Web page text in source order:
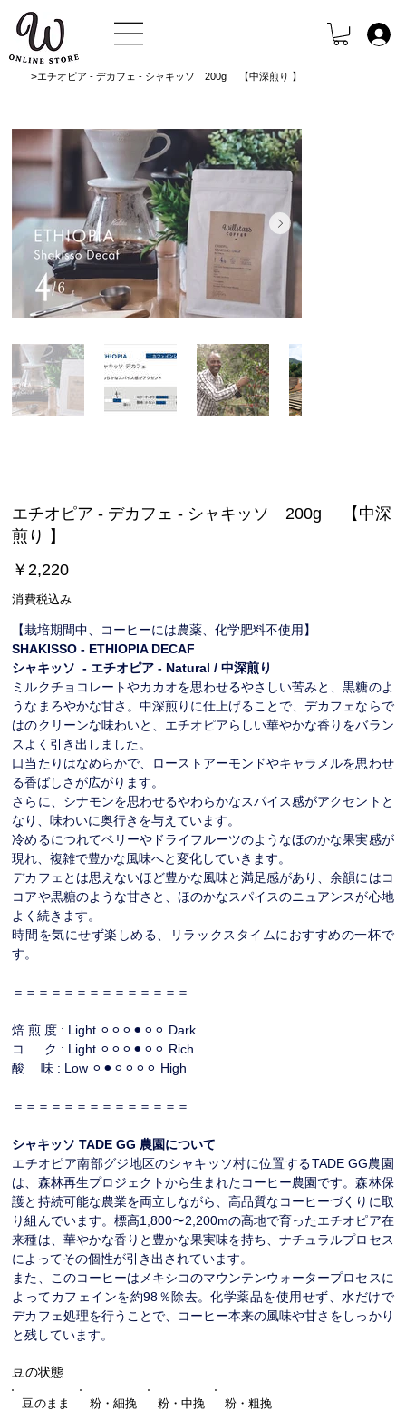
>エチオピア - デカフェ - シャキッソ 200g 【中深煎り 】
エチオピア - デカフェ - シャキッソ 200g 【中深
煎り 】
価
格
￥2,220
消費税込み
【栽培期間中、コーヒーには農薬、化学肥料不使用】
SHAKISSO - ETHIOPIA DECAF
シャキッソ - エチオピア - Natural / 中深煎り
ミルクチョコレートやカカオを思わせるやさしい苦みと、黒糖のよ
うなまろやかな甘さ。中深煎りに仕上げることで、デカフェならで
はのクリーンな味わいと、エチオピアらしい華やかな香りをバラン
スよく引き出しました。
口当たりはなめらかで、ローストアーモンドやキャラメルを思わせ
る香ばしさが広がります。
さらに、シナモンを思わせるやわらかなスパイス感がアクセントと
なり、味わいに奥行きを与えています。
冷めるにつれてベリーやドライフルーツのようなほのかな果実感が
現れ、複雑で豊かな風味へと変化していきます。
デカフェとは思えないほど豊かな風味と満足感があり、余韻にはコ
コアや黒糖のような甘さと、ほのかなスパイスのニュアンスが心地
よく続きます。
時間を気にせず楽しめる、リラックスタイムにおすすめの一杯で
す。
＝＝＝＝＝＝＝＝＝＝＝＝＝＝
焙 煎 度 : Light ⚪︎⚪︎⚪︎⚫︎⚪︎⚪︎ Dark
コ ク : Light ⚪︎⚪︎⚪︎⚫︎⚪︎⚪︎ Rich
酸 味 : Low ⚪︎⚫︎⚪︎⚪︎⚪︎⚪︎ High
＝＝＝＝＝＝＝＝＝＝＝＝＝＝
シャキッソ TADE GG 農園について
エチオピア南部グジ地区のシャキッソ村に位置するTADE GG農園
は、森林再生プロジェクトから生まれたコーヒー農園です。森林保
護と持続可能な農業を両立しながら、高品質なコーヒーづくりに取
り組んでいます。標高1,800〜2,200mの高地で育ったエチオピア在
来種は、華やかな香りと豊かな果実味を持ち、ナチュラルプロセス
によってその個性が引き出されています。
また、このコーヒーはメキシコのマウンテンウォータープロセスに
よってカフェインを約98％除去。化学薬品を使用せず、水だけで
デカフェ処理を行うことで、コーヒー本来の風味や甘さをしっかり
と残しています。
豆のまま 粉・細挽 粉・中挽 粉・粗挽
豆の状態